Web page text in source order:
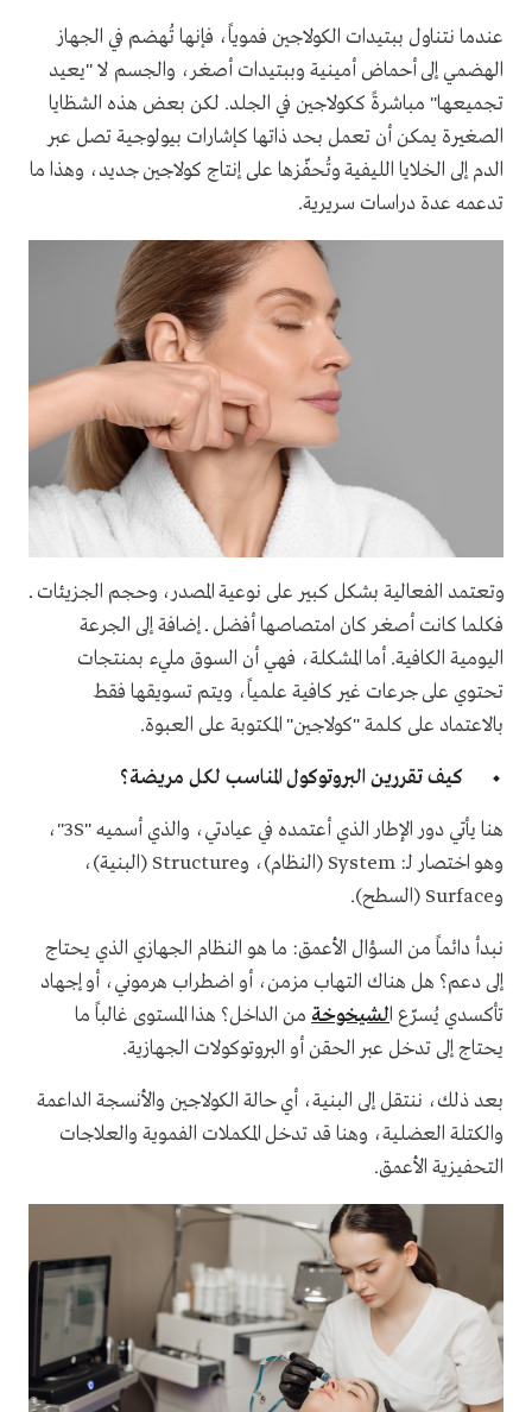
عندما نتناول ببتيدات الكولاجين فموياً، فإنها تُهضم في الجهاز
الهضمي إلى أحماض أمينية وببتيدات أصغر، والجسم لا "يعيد
تجميعها" مباشرةً ككولاجين في الجلد. لكن بعض هذه الشظايا
الصغيرة يمكن أن تعمل بحد ذاتها كإشارات بيولوجية تصل عبر
الدم إلى الخلايا الليفية وتُحفّزها على إنتاج كولاجين جديد، وهذا ما
تدعمه عدة دراسات سريرية.
وتعتمد الفعالية بشكل كبير على نوعية المصدر، وحجم الجزيئات ــ
فكلما كانت أصغر كان امتصاصها أفضل ــ إضافة إلى الجرعة
اليومية الكافية. أما المشكلة، فهي أن السوق مليء بمنتجات
تحتوي على جرعات غير كافية علمياً، ويتم تسويقها فقط
بالاعتماد على كلمة "كولاجين" المكتوبة على العبوة.
كيف تقررين البروتوكول المناسب لكل مريضة؟
هنا يأتي دور الإطار الذي أعتمده في عيادتي، والذي أسميه "3S"،
وهو اختصار لـ: System (النظام)، وStructure (البنية)،
وSurface (السطح).
نبدأ دائماً من السؤال الأعمق: ما هو النظام الجهازي الذي يحتاج
إلى دعم؟ هل هناك التهاب مزمن، أو اضطراب هرموني، أو إجهاد
تأكسدي يُسرّع الشيخوخة من الداخل؟ هذا المستوى غالباً ما
يحتاج إلى تدخل عبر الحقن أو البروتوكولات الجهازية.
بعد ذلك، ننتقل إلى البنية، أي حالة الكولاجين والأنسجة الداعمة
والكتلة العضلية، وهنا قد تدخل المكملات الفموية والعلاجات
التحفيزية الأعمق.